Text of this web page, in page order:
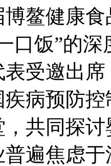
鳌健康
口饭”的
受邀出
病预防
共同探
普遍焦虑